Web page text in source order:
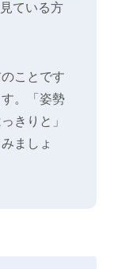
見ている方
ことです
。「姿勢
きりと」
ましょ